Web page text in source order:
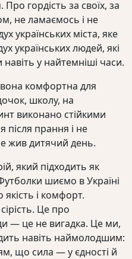
гордість за своїх, за
не ламаємось і не
українських міста, яке
українських людей, які
у найтемніші часи.
комфортна для
школу, на
виконано стійкими
після прання і не
жив дитячий день.
який підходить як
шиємо в Україні
і комфорт.
Це про
— це не вигадка. Це ми,
навіть наймолодшим:
що сила — у єдності й